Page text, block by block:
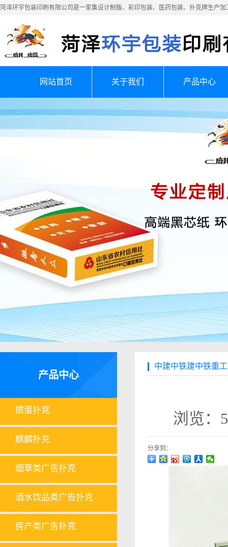
菏泽环宇包装印刷有限公司是一家集设计制版、彩印包装、医药包装、扑克牌生产
网站首页 关于我们 产品中心
产品中心
掼蛋扑克
麒麟扑克
烟草类广告扑克
酒水饮品类广告扑克
房产类广告扑克
中建中铁建中铁重
浏览
分享到：